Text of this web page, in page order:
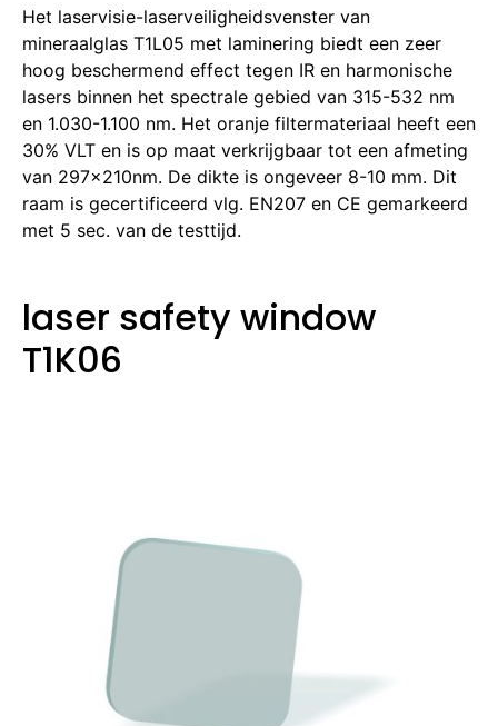
Het laservisie-laserveiligheidsvenster van
mineraalglas T1L05 met laminering biedt een zeer
hoog beschermend effect tegen IR en harmonische
lasers binnen het spectrale gebied van 315-532 nm
en 1.030-1.100 nm. Het oranje filtermateriaal heeft een
30% VLT en is op maat verkrijgbaar tot een afmeting
van 297x210nm. De dikte is ongeveer 8-10 mm. Dit
raam is gecertificeerd vlg. EN207 en CE gemarkeerd
met 5 sec. van de testtijd.
laser safety window
T1K06